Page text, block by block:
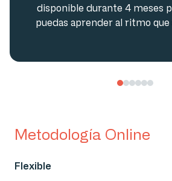
disponible durante 4 meses
puedas aprender al ritmo que
Metodología Online
Flexible